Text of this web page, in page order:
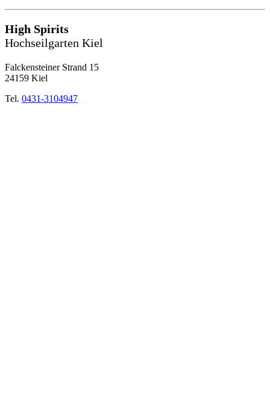
High Spirits
Hochseilgarten Kiel
Falckensteiner Strand 15
24159 Kiel
Tel. 0431-3104947